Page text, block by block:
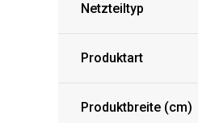
Netzteiltyp
Produktart
Produktbreite (cm)